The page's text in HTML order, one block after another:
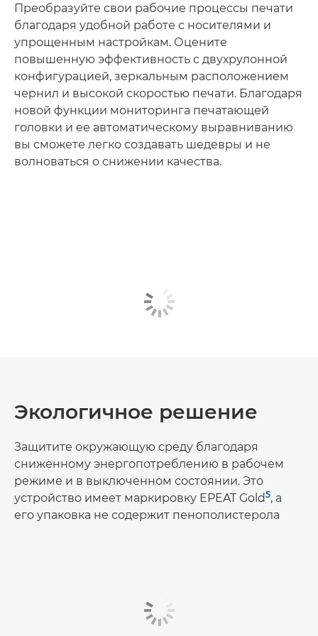
Преобразуйте свои рабочие процессы печати
благодаря удобной работе с носителями и
упрощенным настройкам. Оцените
повышенную эффективность с двухрулонной
конфигурацией, зеркальным расположением
чернил и высокой скоростью печати. Благодаря
новой функции мониторинга печатающей
головки и ее автоматическому выравниванию
вы сможете легко создавать шедевры и не
волноваться о снижении качества.
Экологичное решение
Защитите окружающую среду благодаря
сниженному энергопотреблению в рабочем
режиме и в выключенном состоянии. Это
устройство имеет маркировку EPEAT Gold5, а
его упаковка не содержит пенополистерола